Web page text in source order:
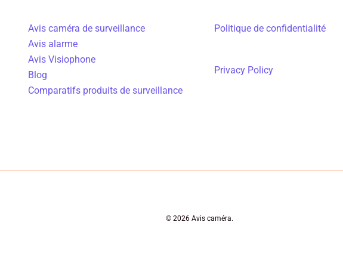
Avis caméra de surveillance
Avis alarme
Avis Visiophone
Blog
Comparatifs produits de surveillance
Politique de confidentialité
Privacy Policy
© 2026 Avis caméra.